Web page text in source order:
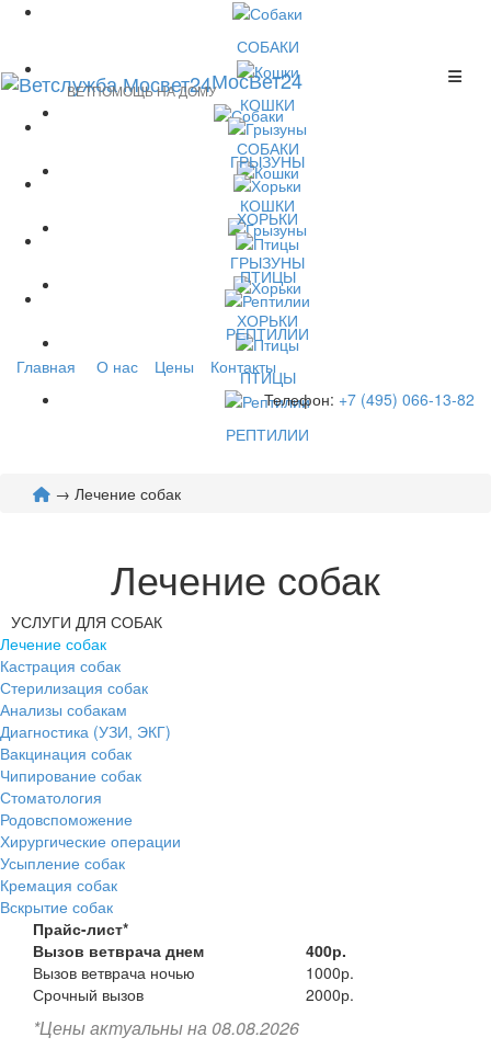
СОБАКИ
КОШКИ
ГРЫЗУНЫ
ХОРЬКИ
ПТИЦЫ
РЕПТИЛИИ
Главная
О нас Цены
Контакты
Телефон: +7 (495) 066-13-82
МосВет24
ВЕТПОМОЩЬ НА ДОМУ
СОБАКИ
КОШКИ
ГРЫЗУНЫ
ХОРЬКИ
ПТИЦЫ
РЕПТИЛИИ
→ Лечение собак
Лечение собак
УСЛУГИ ДЛЯ СОБАК
Лечение собак
Кастрация собак
Стерилизация собак
Анализы собакам
Диагностика (УЗИ, ЭКГ)
Вакцинация собак
Чипирование собак
Стоматология
Родовспоможение
Хирургические операции
Усыпление собак
Кремация собак
Вскрытие собак
Прайс-лист*
Вызов ветврача днем
400р.
Вызов ветврача ночью
1000р.
Срочный вызов
2000р.
*Цены актуальны на 08.08.2026